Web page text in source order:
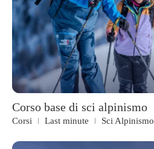
Corso base di sci alpinismo
Corsi Last minute Sci Alpinismo